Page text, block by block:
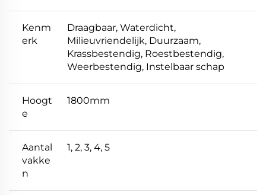
Kenm
erk
Draagbaar, Waterdicht,
Milieuvriendelijk, Duurzaam,
Krassbestendig, Roestbestendig,
Weerbestendig, Instelbaar schap
Hoogt
e
1800mm
Aantal
vakke
n
1, 2, 3, 4, 5